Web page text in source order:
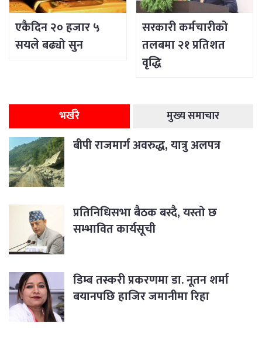
एकैदिन २० हजार ५
सयले बढ्यो सुन
सरकारी कर्मचारीको
तलबमा २१ प्रतिशत
वृद्धि
भर्खरै मुख्य समाचार
बीपी राजमार्ग अवरुद्ध, यात्रु अलपत्र
प्रतिनिधिसभा बैठक बस्दै, यस्तो छ
सम्भावित कार्यसूची
डिम्ब तस्करी प्रकरणमा डा. नूतन शर्मा
बयानपछि हाजिर जमानीमा रिहा